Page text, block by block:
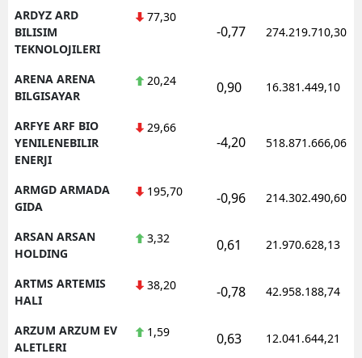
ARDYZ ARD
BILISIM
TEKNOLOJILERI
77,30
-0,77 274.219.710,30
ARENA ARENA
BILGISAYAR
20,24 0,90 16.381.449,10
ARFYE ARF BIO
YENILENEBILIR
ENERJI
29,66
-4,20 518.871.666,06
ARMGD ARMADA
GIDA
195,70 -0,96 214.302.490,60
ARSAN ARSAN
HOLDING
3,32 0,61 21.970.628,13
ARTMS ARTEMIS
HALI
38,20 -0,78 42.958.188,74
ARZUM ARZUM EV
ALETLERI
1,59 0,63 12.041.644,21